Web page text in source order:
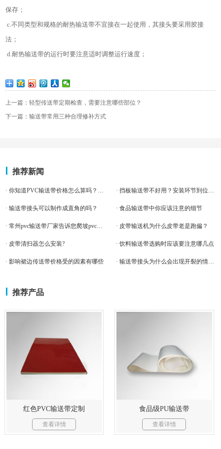
保存；
c.不同类型和规格的耐热输送带不宜接在一起使用，其接头要采用胶接
法；
d.耐热输送带的运行时要注意适时调整运行速度；
上一篇：轻型传送带定期检查，需要注意哪些部位？
下一篇：输送带常用三种合理修补方式
推荐新闻
· 你知道PVC输送带价格怎么算吗？，我来告诉你 · 挡板输送带不好用？安装环节到位了吗
· 输送带接头可以制作成直角的吗？ · 食品输送带中你应该注意的细节
· 常州pvc输送带厂家告诉您爬坡pvc输送带应该如何 · 皮带输送机为什么皮带老是跑偏？
· 皮带清扫器怎么安装? · 饮料输送带选购时应该要注意哪几点
· 影响裙边传送带价格受的因素有哪些 · 输送带接头为什么会出现开裂的情况？
推荐产品
红色PVC输送带定制
查看详情
食品级PU输送带
查看详情